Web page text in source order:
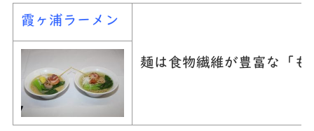
霞ヶ浦ラーメン
麺は食物繊維が豊富な「